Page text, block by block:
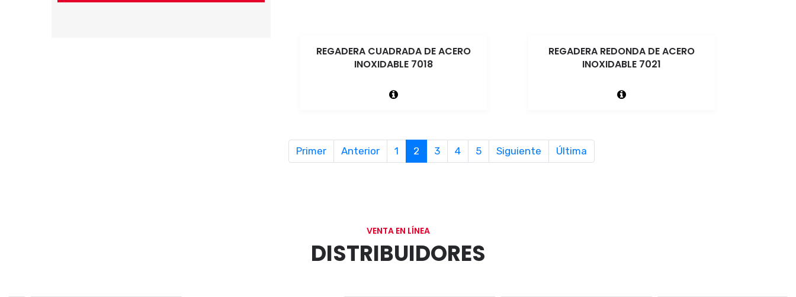
REGADERA CUADRADA DE ACERO
INOXIDABLE 7018
REGADERA REDONDA DE ACERO
INOXIDABLE 7021
Primer Anterior 1 2 3 4 5 Siguiente Última
VENTA EN LÍNEA
DISTRIBUIDORES